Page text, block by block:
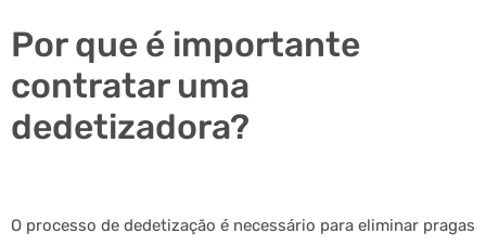
Por que é importante
contratar uma
dedetizadora?
O processo de dedetização é necessário para eliminar pragas